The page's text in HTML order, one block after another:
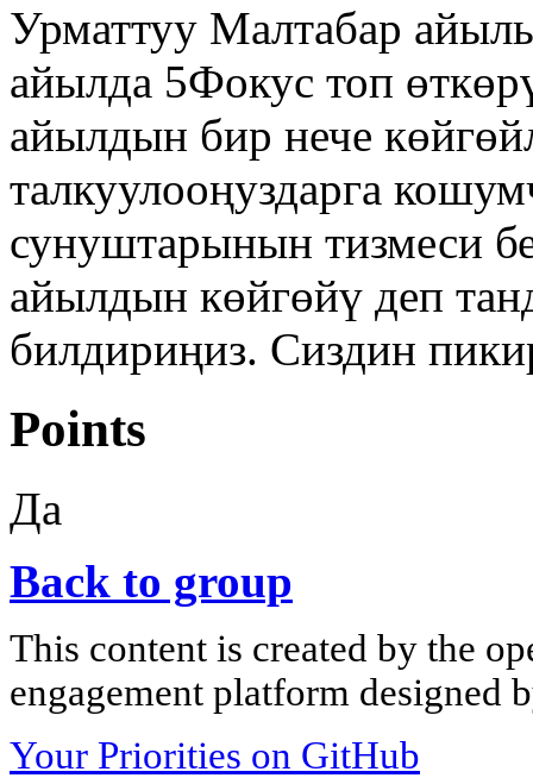
Урматтуу Малтабар
айылда 5Фокус топ
айылдын бир нече
талкуулооңуздарга
сунуштарынын тизмеси
айылдын көйгөйү деп
билдириңиз. Сиздин
Points
Да
Back to group
This content is created by the
engagement platform designed
Your Priorities on GitHub